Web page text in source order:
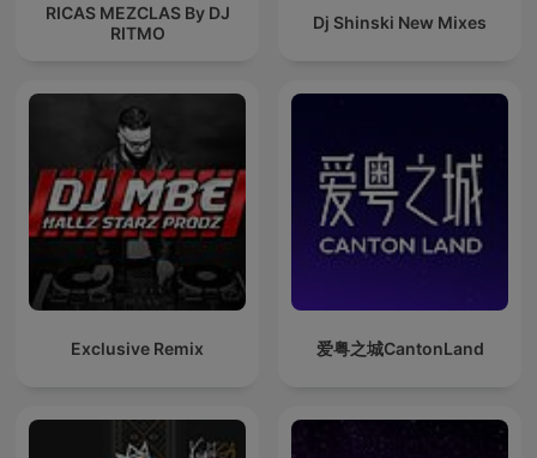
RICAS MEZCLAS By DJ
RITMO
Dj Shinski New Mixes
Exclusive Remix 爱粤之城CantonLand